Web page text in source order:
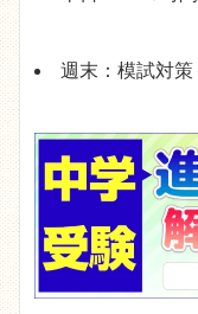
週末：模試対策